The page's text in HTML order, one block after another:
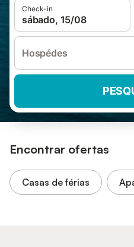
Check-in
sábado, 15/08
Hospédes
Encontrar ofertas
Casas de férias